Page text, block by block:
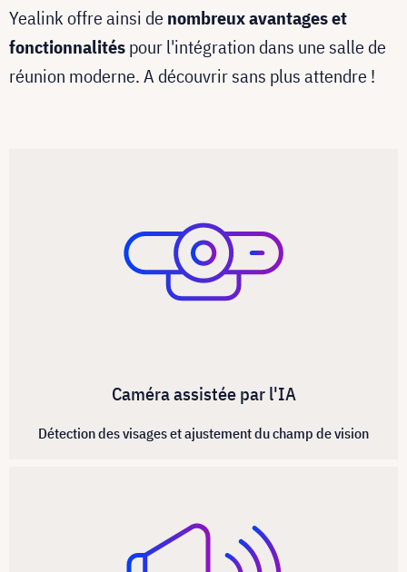
Yealink offre ainsi de nombreux avantages et
fonctionnalitéspour l'intégration dans une salle de
réunion moderne. A découvrir sans plus attendre !
Caméra assistée par l'IA
Détection des visages et ajustement du champ de vision